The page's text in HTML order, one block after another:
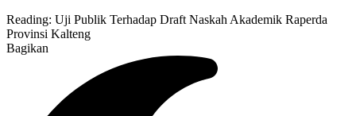
Reading: Uji Publik Terhadap Draft Naskah Akademik Raperda
Provinsi Kalteng
Bagikan